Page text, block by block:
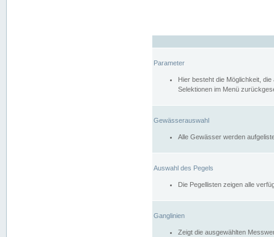
Parameter
Hier besteht die Möglichkeit,
Selektionen im Menü
Gewässerauswahl
Alle Gewässer werden
Auswahl des Pegels
Die Pegellisten zeigen alle
Ganglinien
Zeigt die ausgewählten